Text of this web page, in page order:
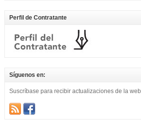
Perfil de Contratante
Síguenos en:
Suscríbase para recibir actualizaciones de la web